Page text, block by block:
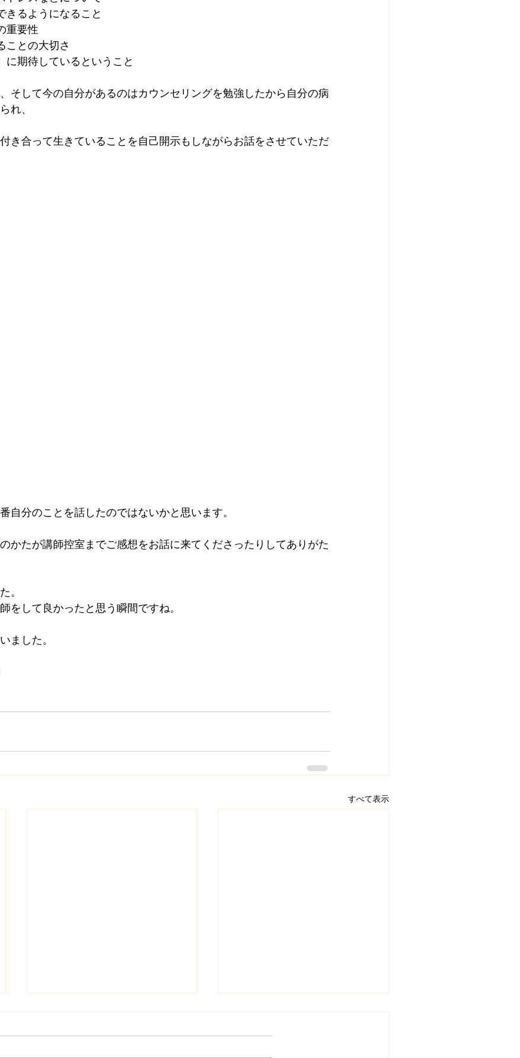
きるようになること
重要性
ことの大切さ
に期待しているということ
そして今の自分があるのはカウンセリングを勉強したから自分の病
れ、
き合って生きていることを自己開示もしながらお話をさせていただ
自分のことを話したのではないかと思います。
かたが講師控室までご感想をお話に来てくださったりしてありがた
。
をして良かったと思う瞬間ですね。
ました。
すべて表示